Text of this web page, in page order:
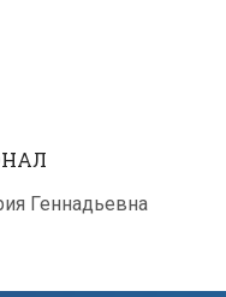
Геннадьевна